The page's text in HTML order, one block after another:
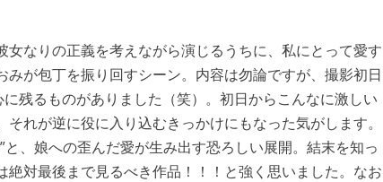
なりの正義を考えながら演じるうちに、私にとって愛す
が包丁を振り回すシーン。内容は勿論ですが、撮影初日
残るものがありました（笑）。初日からこんなに激しい
れが逆に役に入り込むきっかけにもなった気がします。
、娘への歪んだ愛が生み出す恐ろしい展開。結末を知っ
対最後まで見るべき作品！！！と強く思いました。なお